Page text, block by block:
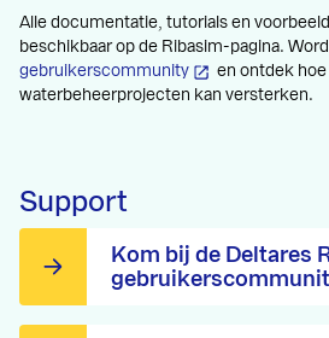
Alle documentatie, tutorials en
beschikbaar op de Ribasim-pagina.
gebruikerscommunity
en ontdek
waterbeheerprojecten kan versterken.
Support
Kom bij de Deltares